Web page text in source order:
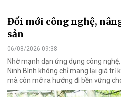
Đổi mới công nghệ,
sản
06/08/2026 09:38
Nhờ mạnh dạn ứng dụng công
Ninh Bình không chỉ mang lại giá trị
mà còn mở ra hướng đi bền vững